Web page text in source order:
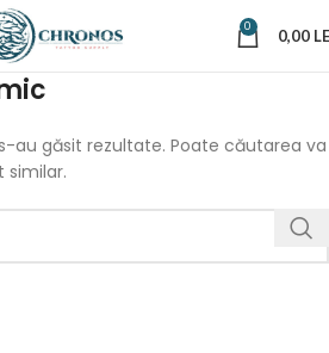
0 0,00
au găsit rezultate. Poate căutarea va
similar.